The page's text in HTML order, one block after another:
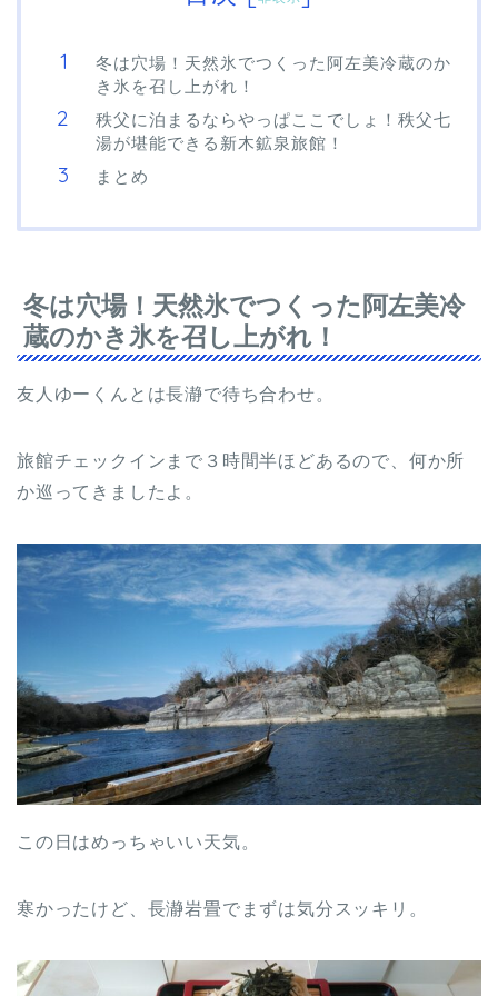
冬は穴場！天然氷でつくった阿左美冷蔵のか
き氷を召し上がれ！
秩父に泊まるならやっぱここでしょ！秩父七
湯が堪能できる新木鉱泉旅館！
まとめ
冬は穴場！天然氷でつくった阿左美冷
蔵のかき氷を召し上がれ！
友人ゆーくんとは長瀞で待ち合わせ。
旅館チェックインまで３時間半ほどあるので、何か所
か巡ってきましたよ。
この日はめっちゃいい天気。
寒かったけど、長瀞岩畳でまずは気分スッキリ。